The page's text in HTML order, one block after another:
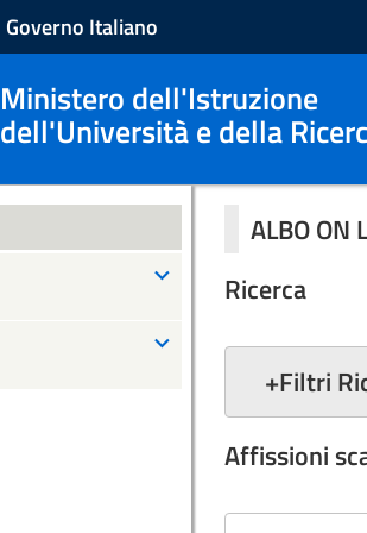
Governo Italiano
Ministero dell'Istruzione
dell'Università e della
ALBO ON
Ricerca
+Filtri
Affissioni